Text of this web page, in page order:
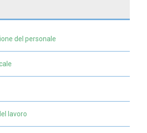
del personale
lavoro